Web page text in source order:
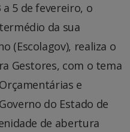
a 5 de fevereiro, o
da sua
(Escolagov), realiza o
Gestores, com o tema
e
do Estado de
de abertura